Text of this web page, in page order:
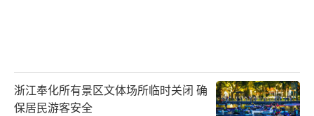
浙江奉化所有景区文体场所临时关闭 确
保居民游客安全